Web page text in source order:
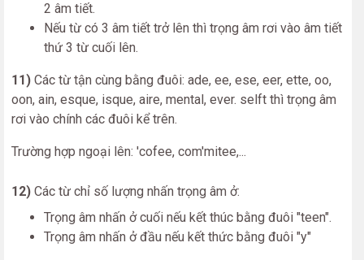
2 âm tiết.
Nếu từ có 3 âm tiết trở lên thì trọng âm rơi vào âm tiết
thứ 3 từ cuối lên.
11) Các từ tận cùng bằng đuôi: ade, ee, ese, eer, ette, oo,
oon, ain, esque, isque, aire, mental, ever. selft thì trọng âm
rơi vào chính các đuôi kể trên.
Trường hợp ngoại lên: 'cofee, com'mitee,...
12) Các từ chỉ số lượng nhấn trọng âm ở:
Trọng âm nhấn ở cuối nếu kết thúc bằng đuôi "teen".
Trọng âm nhấn ở đầu nếu kết thức bằng đuôi "y"